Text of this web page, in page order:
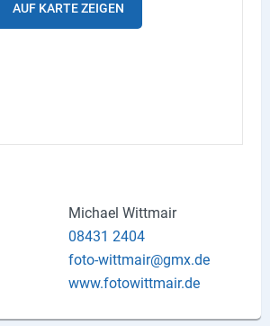
AUF KARTE ZEIGEN
Michael Wittmair
08431 2404
foto-wittmair@gmx.de
www.fotowittmair.de